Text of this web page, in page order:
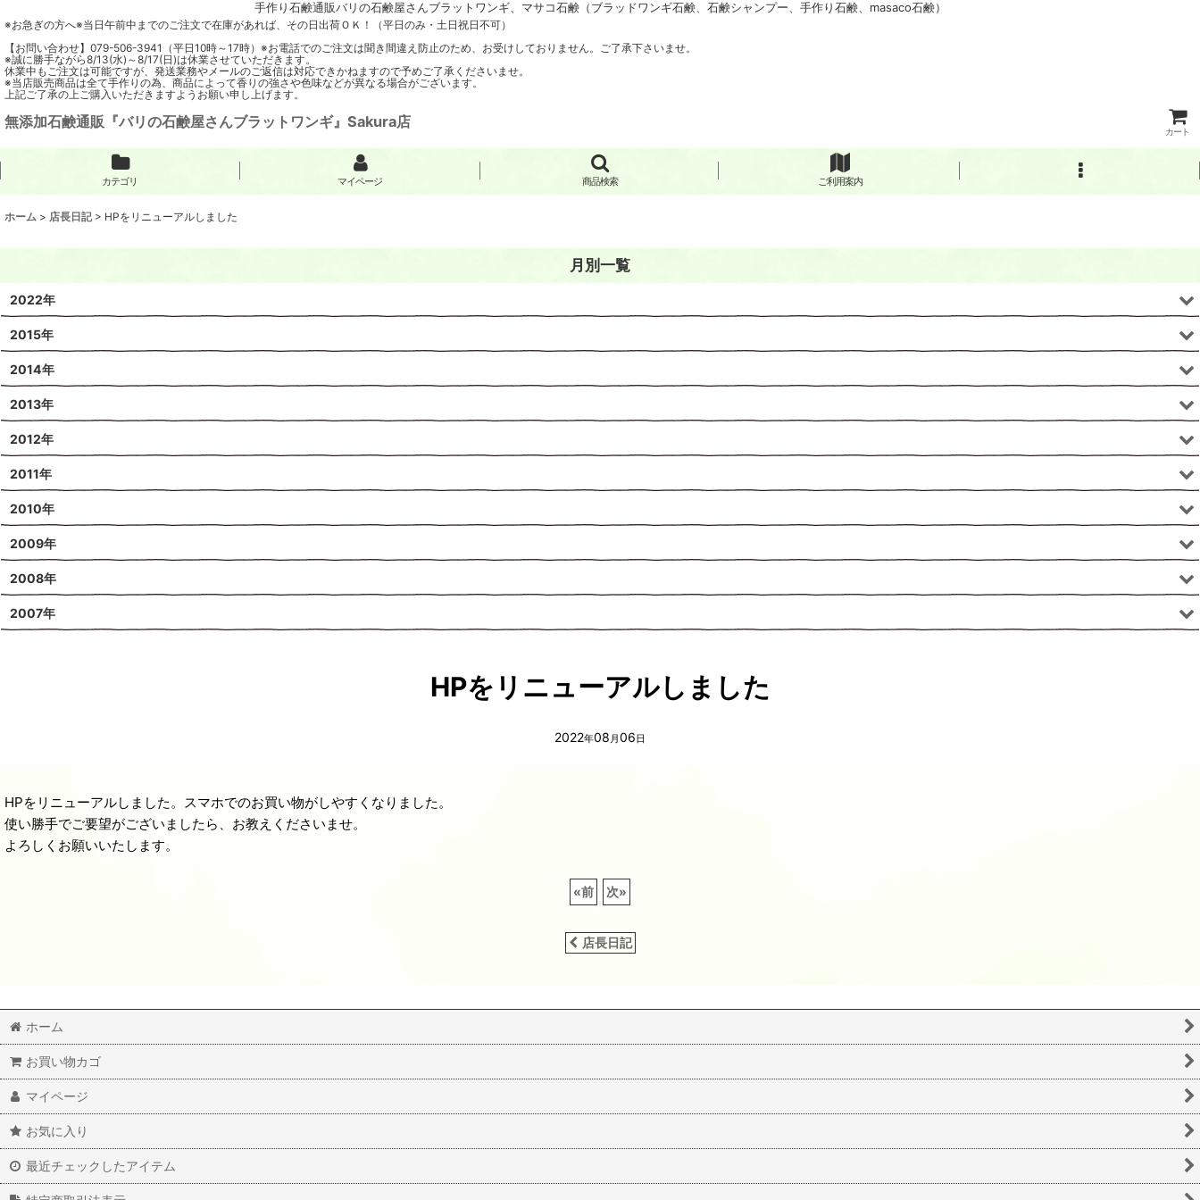
手作り石鹸通販バリの石鹸屋さんブラットワンギ、マサコ石鹸（ブラッドワンギ石鹸、石鹸シャンプー、手作り石鹸、masaco石鹸）
※お急ぎの方へ※当日午前中までのご注文で在庫があれば、その日出荷ＯＫ！（平日のみ・土日祝日不可）
【お問い合わせ】079-506-3941（平日10時～17時）※お電話でのご注文は聞き間違え防止のため、お受けしておりません。ご了承下さいませ。
※誠に勝手ながら8/13(水)～8/17(日)は休業させていただきます。
休業中もご注文は可能ですが、発送業務やメールのご返信は対応できかねますので予めご了承くださいませ。
※当店販売商品は全て手作りの為、商品によって香りの強さや色味などが異なる場合がございます。
上記ご了承の上ご購入いただきますようお願い申し上げます。
無添加石鹸通販『バリの石鹸屋さんブラットワンギ』Sakura店
カート
カテゴリ マイページ 商品検索 ご利用案内
ホーム > 店長日記 > HPをリニューアルしました
HPをリニューアルしました
2022年08 月06日
HPをリニューアルしました。スマホでのお買い物がしやすくなりました。
使い勝手でご要望がございましたら、お教えくださいませ。
よろしくお願いいたします。
«前 次»
店長日記
月別一覧
2022年
2015年
2014年
2013年
2012年
2011年
2010年
2009年
2008年
2007年
ホーム
お買い物カゴ
マイページ
お気に入り
最近チェックしたアイテム